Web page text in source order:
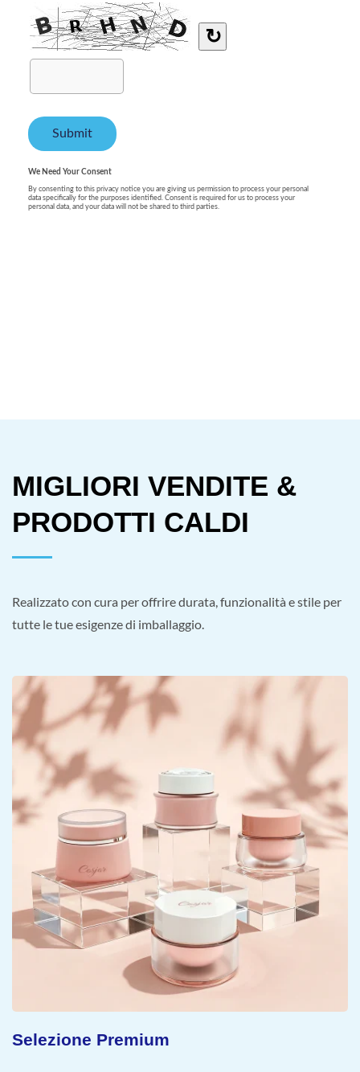
MIGLIORI VENDITE &
PRODOTTI CALDI
Realizzato con cura per offrire durata, funzionalità e stile per
tutte le tue esigenze di imballaggio.
Concetto Sostenibile